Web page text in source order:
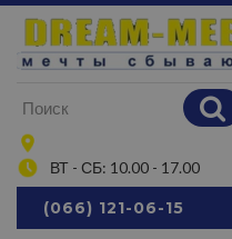
ВТ - СБ: 10.00 - 17.00
(066) 121-06-15